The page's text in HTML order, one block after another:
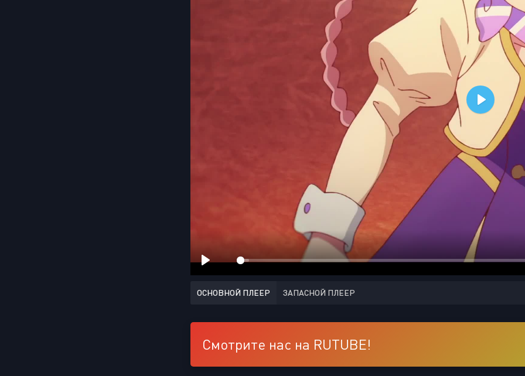
ОСНОВНОЙ ПЛЕЕР ЗАПАСНОЙ ПЛЕЕР
Смотрите нас на RUTUBE!